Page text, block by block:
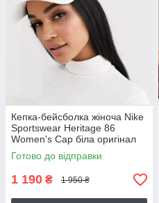
Кепка-бейсболка жіноча Nike
Sportswear Heritage 86
Women's Cap біла оригінал
(AO8662-101)
Готово до відправки
1 190 ₴ 1 950 ₴